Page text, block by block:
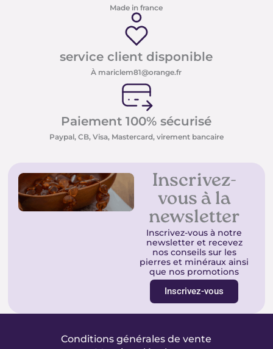
Made in france
service client disponible
À mariclem81@orange.fr
Paiement 100% sécurisé
Paypal, CB, Visa, Mastercard, virement bancaire
Inscrivez-
vous à la
newsletter
Inscrivez-vous à notre
newsletter et recevez
nos conseils sur les
pierres et minéraux ainsi
que nos promotions
Inscrivez-vous
Conditions générales de vente